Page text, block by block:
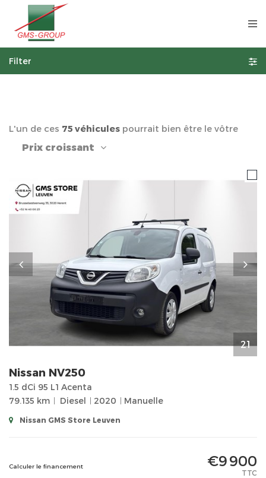
Filter
L'un de ces 75 véhicules pourrait bien être le vôtre
Prix croissant
21
Nissan NV250
1.5 dCi 95 L1 Acenta
79.135 km
Diesel 2020 Manuelle
Nissan GMS Store Leuven
Calculer le financement €9 900
TTC